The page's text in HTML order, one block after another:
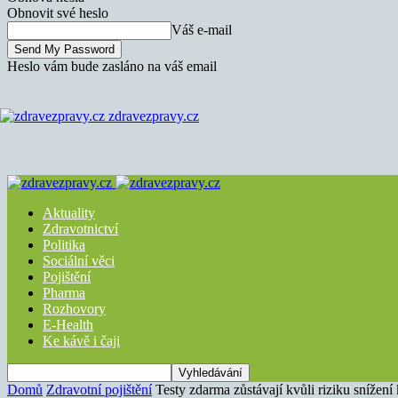
Obnovit své heslo
Váš e-mail
Heslo vám bude zasláno na váš email
zdravezpravy.cz
Aktuality
Zdravotnictví
Politika
Sociální věci
Pojištění
Pharma
Rozhovory
E-Health
Ke kávě i čaji
Domů Zdravotní pojištění Testy zdarma zůstávají kvůli riziku snížení